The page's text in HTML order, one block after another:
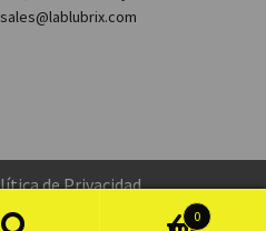
0
de Privacidad
de Cookies